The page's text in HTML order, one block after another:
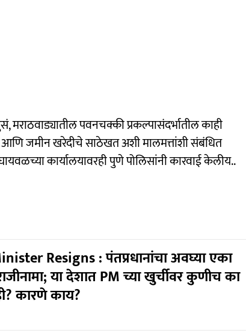
मराठवाड्यातील पवनचक्की प्रकल्पासंदर्भातील काही
आणि जमीन खरेदीचे साठेखत अशी मालमत्तांशी संबंधित
कार्यालयावरही पुणे पोलिसांनी कारवाई केलीय..
Resigns : पंतप्रधानांचा अवघ्या एका
या देशात PM च्या खुर्चीवर कुणीच का
कारणे काय?